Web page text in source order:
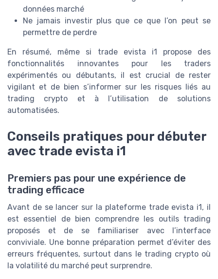
données marché
Ne jamais investir plus que ce que l’on peut se
permettre de perdre
En résumé, même si trade evista i1 propose des
fonctionnalités innovantes pour les traders
expérimentés ou débutants, il est crucial de rester
vigilant et de bien s’informer sur les risques liés au
trading crypto et à l’utilisation de solutions
automatisées.
Conseils pratiques pour débuter
avec trade evista i1
Premiers pas pour une expérience de
trading efficace
Avant de se lancer sur la plateforme trade evista i1, il
est essentiel de bien comprendre les outils trading
proposés et de se familiariser avec l’interface
conviviale. Une bonne préparation permet d’éviter des
erreurs fréquentes, surtout dans le trading crypto où
la volatilité du marché peut surprendre.